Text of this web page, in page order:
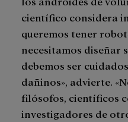
científico considera
queremos tener
necesitamos diseñar
debemos ser
dañinos», advierte.
filósofos, científicos
investigadores de